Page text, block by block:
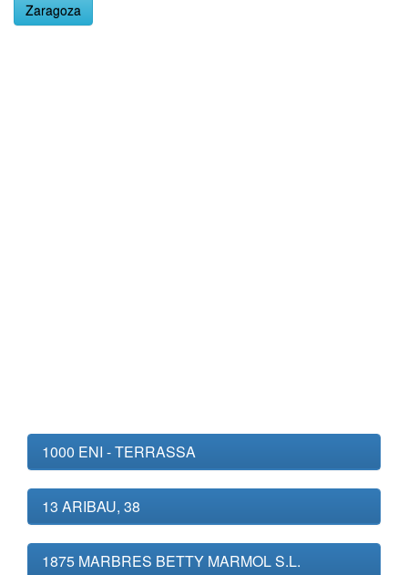
Zaragoza
1000 ENI - TERRASSA
13 ARIBAU, 38
1875 MARBRES BETTY MARMOL S.L.